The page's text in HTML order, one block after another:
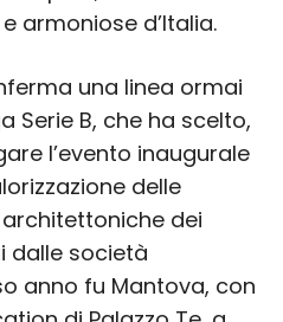
armoniose d’Italia.
una linea ormai
Serie B, che ha scelto,
l’evento inaugurale
delle
dei
dalle società
anno fu Mantova, con